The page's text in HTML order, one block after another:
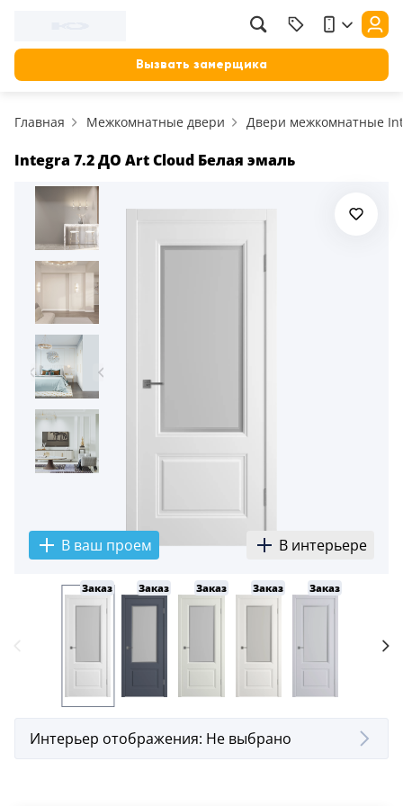
Вызвать замерщика
Главная Межкомнатные двери Двери межкомнатные
Integra 7.2 ДО Art Cloud Белая эмаль
В ваш проем В интерьере
Заказ Заказ Заказ Заказ Заказ
Интерьер отображения: Не выбрано